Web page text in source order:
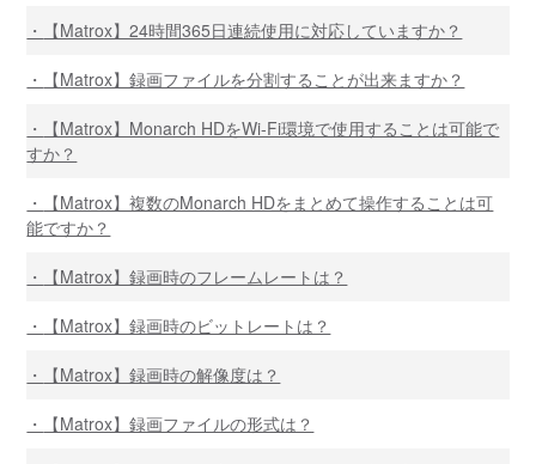
【Matrox】24時間365日連続使用に対応していますか？
【Matrox】録画ファイルを分割することが出来ますか？
【Matrox】Monarch HDをWi-Fi環境で使用することは可能で
すか？
【Matrox】複数のMonarch HDをまとめて操作することは可
能ですか？
【Matrox】録画時のフレームレートは？
【Matrox】録画時のビットレートは？
【Matrox】録画時の解像度は？
【Matrox】録画ファイルの形式は？